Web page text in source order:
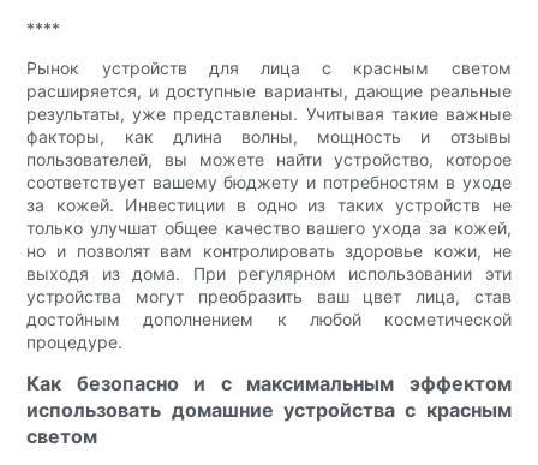
****
Рынок устройств для лица с красным светом
расширяется, и доступные варианты, дающие реальные
результаты, уже представлены. Учитывая такие важные
факторы, как длина волны, мощность и отзывы
пользователей, вы можете найти устройство, которое
соответствует вашему бюджету и потребностям в уходе
за кожей. Инвестиции в одно из таких устройств не
только улучшат общее качество вашего ухода за кожей,
но и позволят вам контролировать здоровье кожи, не
выходя из дома. При регулярном использовании эти
устройства могут преобразить ваш цвет лица, став
достойным дополнением к любой косметической
процедуре.
Как безопасно и с максимальным эффектом
использовать домашние устройства с красным
светом